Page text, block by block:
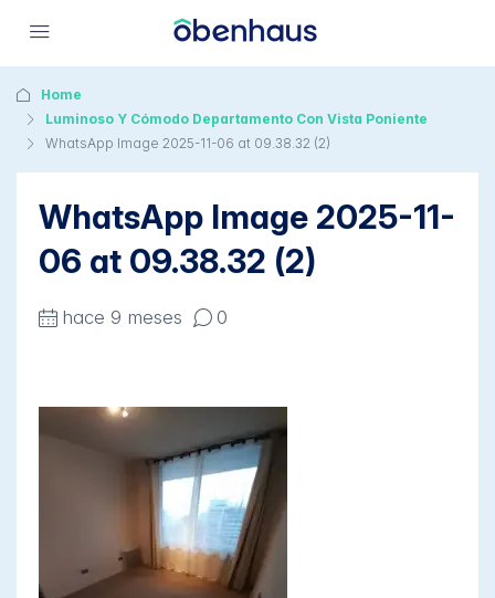
Home
Luminoso Y Cómodo Departamento Con Vista Poniente
WhatsApp Image 2025-11-06 at 09.38.32 (2)
WhatsApp Image 2025-11-
06 at 09.38.32 (2)
hace 9 meses 0